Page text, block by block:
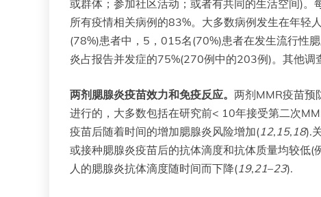
或群体；参加社区活动；或者有共同的生活空间)
所有疫情相关病例的83%。大多数病例发生在年
(78%)患者中，5，015名(70%)患者在发生流行性
炎占报告并发症的75%(270例中的203例)。其他调
两剂腮腺炎疫苗效力和免疫反应。 两剂MMR疫苗预
进行的，大多数包括在研究前< 10年接受第二次
疫苗后随着时间的增加腮腺炎风险增加( 12, 15, 18).
或接种腮腺炎疫苗后的抗体滴度和抗体质量均较低
人的腮腺炎抗体滴度随时间而下降( 19,21–23).